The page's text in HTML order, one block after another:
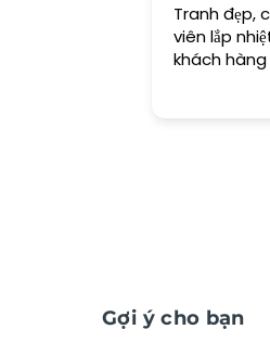
Tranh đẹp,
viên lắp
khách hàng
Gợi ý cho bạn